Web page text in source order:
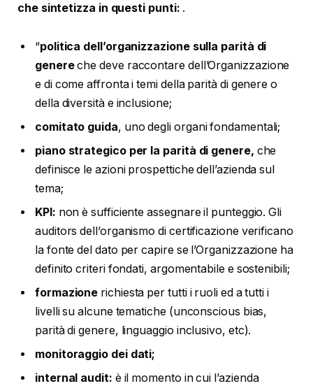
che sintetizza in questi punti: .
“politica dell’organizzazione sulla parità di
genereche deve raccontare dell’Organizzazione
e di come affronta i temi della parità di genere o
della diversità e inclusione;
comitato guida, uno degli organi fondamentali;
piano strategico per la parità di genere, che
definisce le azioni prospettiche dell’azienda sul
tema;
KPI: non è sufficiente assegnare il punteggio. Gli
auditors dell’organismo di certificazione verificano
la fonte del dato per capire se l’Organizzazione ha
definito criteri fondati, argomentabile e sostenibili;
formazione richiesta per tutti i ruoli ed a tutti i
livelli su alcune tematiche (unconscious bias,
parità di genere, linguaggio inclusivo, etc).
monitoraggio dei dati;
internal audit: è il momento in cui l’azienda